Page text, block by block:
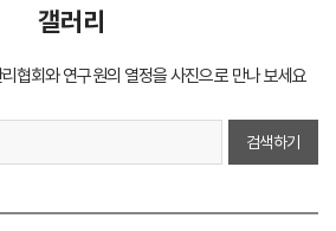
갤러리
협회와 연구원의 열정을 사진으로 만나 보세요
검색하기